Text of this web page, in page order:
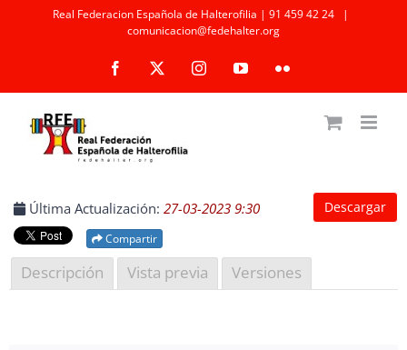
Real Federacion Española de Halterofilia | 91 459 42 24
|
comunicacion@fedehalter.org
Facebook InstagramYouTubeFlickr
Descargar
Última Actualización: 27-03-2023 9:30
Compartir
Descripción Vista previa Versiones